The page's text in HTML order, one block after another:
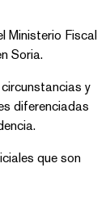
Ministerio Fiscal
Soria.
y
diferenciadas
que son